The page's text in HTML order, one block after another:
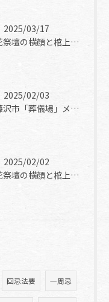
2025/03/17
花祭壇の横顔と棺上花と焼香花
2025/02/03
藤沢市「葬儀場」メモリアルホール美空
2025/02/02
花祭壇の横顔と棺上花と焼香花
回忌法要 一周忌